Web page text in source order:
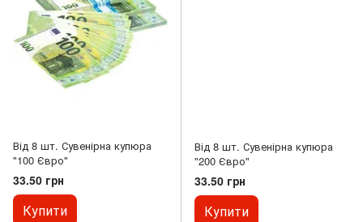
Від 8 шт. Сувенірна купюра
"100 Євро"
33.50 грн
Купити
Від 8 шт. Сувенірна купюра
"200 Євро"
33.50 грн
Купити